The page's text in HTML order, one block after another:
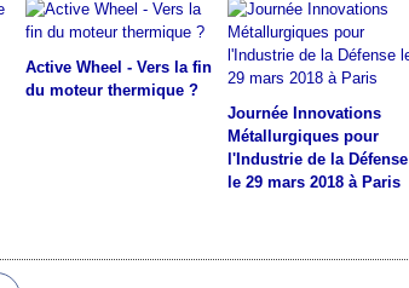
Active Wheel - Vers la fin
du moteur thermique ?
Journée Innovations
Métallurgiques pour
l'Industrie de la Défense
le 29 mars 2018 à Paris